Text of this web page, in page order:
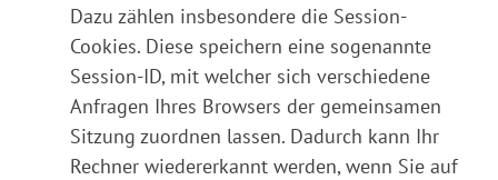
Dazu zählen insbesondere die Session-
Cookies. Diese speichern eine sogenannte
Session-ID, mit welcher sich verschiedene
Anfragen Ihres Browsers der gemeinsamen
Sitzung zuordnen lassen. Dadurch kann Ihr
Rechner wiedererkannt werden, wenn Sie auf